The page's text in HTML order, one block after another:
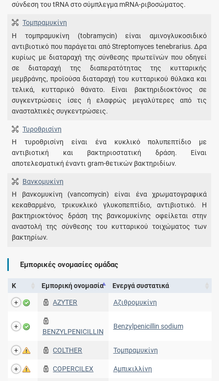
σύνδεση του tRNA στο σύμπλεγμα mRNA-ριβοσώματος.
Τομπραμυκίνη
Η τομπραμυκίνη (tobramycin) είναι αμινογλυκοσιδικό
αντιβιοτικό που παράγεται από Streptomyces tenebrarius. Δρα
κυρίως με διαταραχή της σύνθεσης πρωτεϊνών που οδηγεί
σε διαταραχή της διαπερατότητας της κυτταρικής
μεμβράνης, προϊούσα διαταραχή του κυτταρικού θύλακα και
τελικά, κυτταρικό θάνατο. Είναι βακτηριδιοκτόνος σε
συγκεντρώσεις ίσες ή ελαφρώς μεγαλύτερες από τις
ανασταλτικές συγκεντρώσεις.
Τυροθρισίνη
Η τυροθρισίνη είναι ένα κυκλικό πολυπεπτίδιο με
αντιβιοτική και βακτηριοστατική δράση. Είναι
αποτελεσματική έναντι gram-θετικών βακτηριδίων.
Βανκομυκίνη
Η βανκομυκίνη (vancomycin) είναι ένα χρωματογραφικά
κεκαθαρμένο, τρικυκλικό γλυκοπεπτίδιο, αντιβιοτικό. Η
βακτηριοκτόνος δράση της βανκομυκίνης οφείλεται στην
αναστολή της σύνθεσης του κυτταρικού τοιχώματος των
βακτηρίων.
Εμπορικές ονομασίες ομάδας
Κ Εμπορική ονομασία Ενεργά συστατικά
AZYTER Αζιθρομυκίνη
BENZYLPENICILLIN
Benzylpenicillin sodium
COLTHER Τομπραμυκίνη
COPERCILEX Αμπικιλλίνη